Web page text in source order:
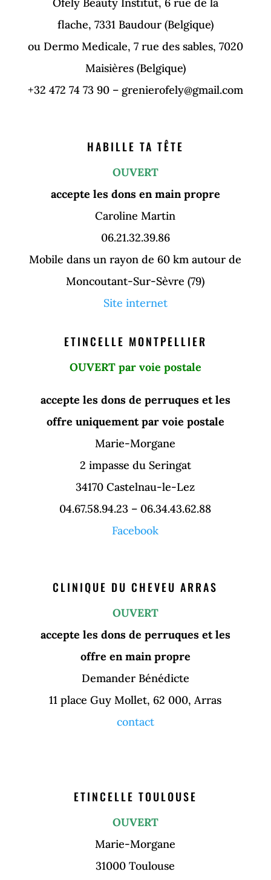
flache, 7331 Baudour (Belgique)
ou Dermo Medicale, 7 rue des sables, 7020
Maisières (Belgique)
+32 472 74 73 90 – grenierofely@gmail.com
HABILLE TA TÊTE
OUVERT
accepte les dons en main propre
Caroline Martin
06.21.32.39.86
Mobile dans un rayon de 60 km autour de
Moncoutant-Sur-Sèvre (79)
Site internet
ETINCELLE MONTPELLIER
OUVERT par voie postale
accepte les dons de perruques et les
offre uniquement par voie postale
Marie-Morgane
2 impasse du Seringat
34170 Castelnau-le-Lez
04.67.58.94.23 – 06.34.43.62.88
Facebook
CLINIQUE DU CHEVEU ARRAS
OUVERT
accepte les dons de perruques et les
offre en main propre
Demander Bénédicte
11 place Guy Mollet, 62 000, Arras
contact
ETINCELLE TOULOUSE
OUVERT
Marie-Morgane
31000 Toulouse